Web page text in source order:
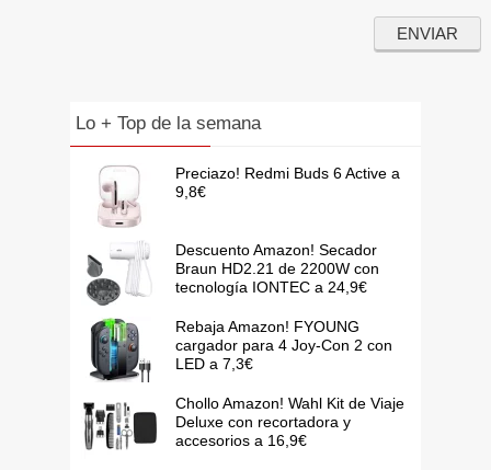
Lo + Top de la semana
Preciazo! Redmi Buds 6 Active a
9,8€
Descuento Amazon! Secador
Braun HD2.21 de 2200W con
tecnología IONTEC a 24,9€
Rebaja Amazon! FYOUNG
cargador para 4 Joy-Con 2 con
LED a 7,3€
Chollo Amazon! Wahl Kit de Viaje
Deluxe con recortadora y
accesorios a 16,9€